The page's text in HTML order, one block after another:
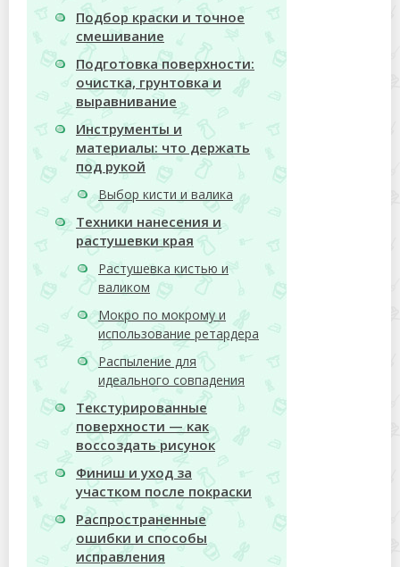
Подбор краски и точное
смешивание
Подготовка поверхности:
очистка, грунтовка и
выравнивание
Инструменты и
материалы: что держать
под рукой
Выбор кисти и валика
Техники нанесения и
растушевки края
Растушевка кистью и
валиком
Мокро по мокрому и
использование ретардера
Распыление для
идеального совпадения
Текстурированные
поверхности — как
воссоздать рисунок
Финиш и уход за
участком после покраски
Распространенные
ошибки и способы
исправления